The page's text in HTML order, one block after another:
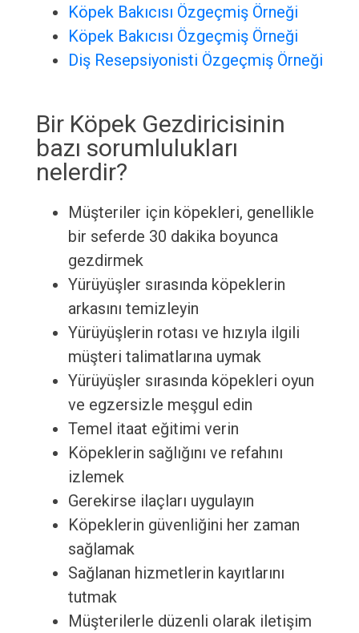
Köpek Bakıcısı Özgeçmiş Örneği
Köpek Bakıcısı Özgeçmiş Örneği
Diş Resepsiyonisti Özgeçmiş Örneği
Bir Köpek Gezdiricisinin
bazı sorumlulukları
nelerdir?
Müşteriler için köpekleri, genellikle
bir seferde 30 dakika boyunca
gezdirmek
Yürüyüşler sırasında köpeklerin
arkasını temizleyin
Yürüyüşlerin rotası ve hızıyla ilgili
müşteri talimatlarına uymak
Yürüyüşler sırasında köpekleri oyun
ve egzersizle meşgul edin
Temel itaat eğitimi verin
Köpeklerin sağlığını ve refahını
izlemek
Gerekirse ilaçları uygulayın
Köpeklerin güvenliğini her zaman
sağlamak
Sağlanan hizmetlerin kayıtlarını
tutmak
Müşterilerle düzenli olarak iletişim